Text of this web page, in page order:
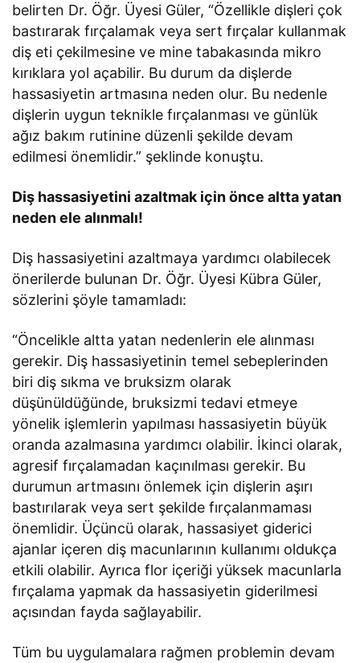
belirten Dr. Öğr. Üyesi Güler, “Özellikle dişleri çok
bastırarak fırçalamak veya sert fırçalar kullanmak
diş eti çekilmesine ve mine tabakasında mikro
kırıklara yol açabilir. Bu durum da dişlerde
hassasiyetin artmasına neden olur. Bu nedenle
dişlerin uygun teknikle fırçalanması ve günlük
ağız bakım rutinine düzenli şekilde devam
edilmesi önemlidir.” şeklinde konuştu.
Diş hassasiyetini azaltmak için önce altta yatan
neden ele alınmalı!
Diş hassasiyetini azaltmaya yardımcı olabilecek
önerilerde bulunan Dr. Öğr. Üyesi Kübra Güler,
sözlerini şöyle tamamladı:
“Öncelikle altta yatan nedenlerin ele alınması
gerekir. Diş hassasiyetinin temel sebeplerinden
biri diş sıkma ve bruksizm olarak
düşünüldüğünde, bruksizmi tedavi etmeye
yönelik işlemlerin yapılması hassasiyetin büyük
oranda azalmasına yardımcı olabilir. İkinci olarak,
agresif fırçalamadan kaçınılması gerekir. Bu
durumun artmasını önlemek için dişlerin aşırı
bastırılarak veya sert şekilde fırçalanmaması
önemlidir. Üçüncü olarak, hassasiyet giderici
ajanlar içeren diş macunlarının kullanımı oldukça
etkili olabilir. Ayrıca flor içeriği yüksek macunlarla
fırçalama yapmak da hassasiyetin giderilmesi
açısından fayda sağlayabilir.
Tüm bu uygulamalara rağmen problemin devam